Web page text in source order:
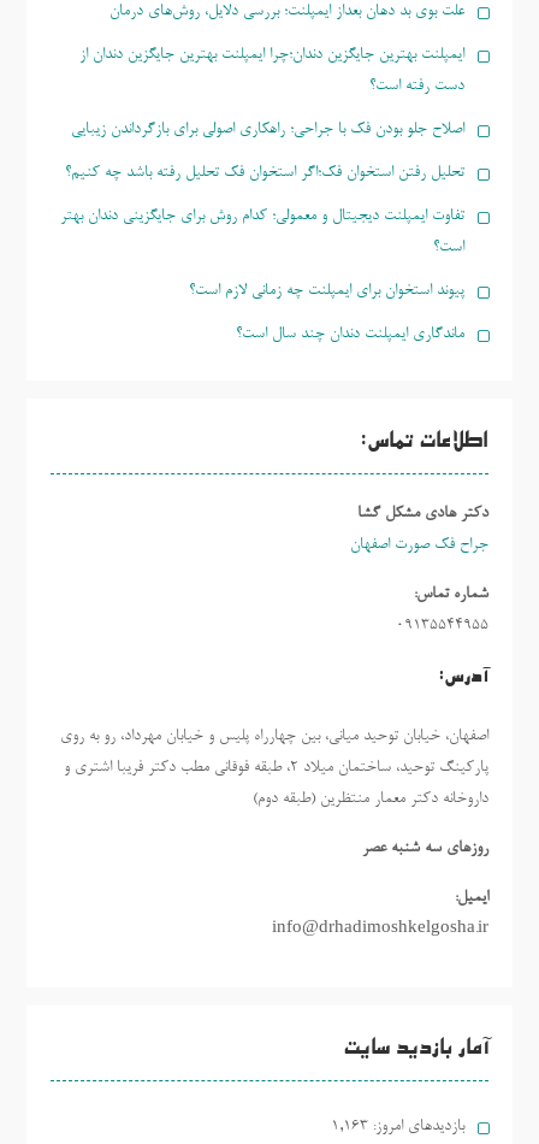
علت بوی بد دهان بعداز ایمپلنت؛ بررسی دلایل، روش‌های درمان
ایمپلنت بهترین جایگزین دندان؛چرا ایمپلنت بهترین جایگزین دندان از
دست رفته است؟
اصلاح جلو بودن فک با جراحی؛ راهکاری اصولی برای بازگرداندن زیبایی
تحلیل رفتن استخوان فک؛اگر استخوان فک تحلیل رفته باشد چه کنیم؟
تفاوت ایمپلنت دیجیتال و معمولی؛ کدام روش برای جایگزینی دندان بهتر
است؟
پیوند استخوان برای ایمپلنت چه زمانی لازم است؟
ماندگاری ایمپلنت دندان چند سال است؟
اطلاعات تماس:
دکتر هادی مشکل گشا
جراح فک صورت اصفهان
شماره تماس:
09135544955
آدرس:
اصفهان، خیابان توحید میانی، بین چهارراه پلیس و خیابان مهرداد، رو به روی
پارکینگ توحید، ساختمان میلاد ٢، طبقه فوقانی مطب دکتر فریبا اشتری و
داروخانه دکتر معمار منتظرین (طبقه دوم)
روزهاي سه شنبه عصر
ایمیل:
info@drhadimoshkelgosha.ir
آمار بازدید سایت
بازدیدهای امروز: 1,163